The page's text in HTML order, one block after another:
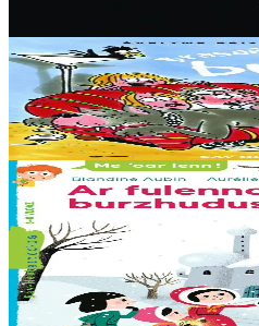
8 vloaz hag ouzhpenn
Sav-heol
Brasañ sotoni ma buhez
Er stok7,00 €
6 vloaz hag ouzhpenn
Sav-heol
Ar fulennoù-erc'h
Buan-buan ! Olga, Ingrid ha Hans
Rouanez an Erc’h, he deus
arc’hig prizius da… Dadig an